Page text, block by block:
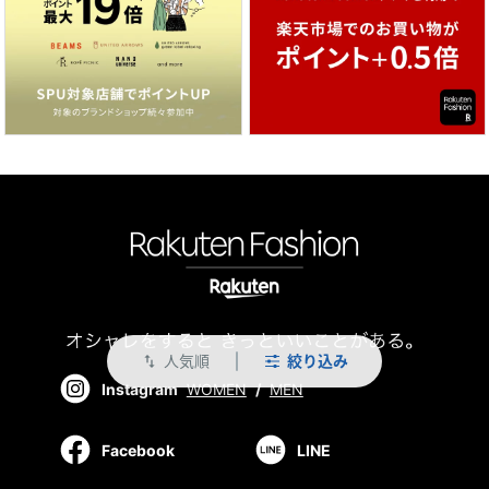
swap_vert 人気順 絞り込み
Instagram WOMEN / MEN
Facebook LINE